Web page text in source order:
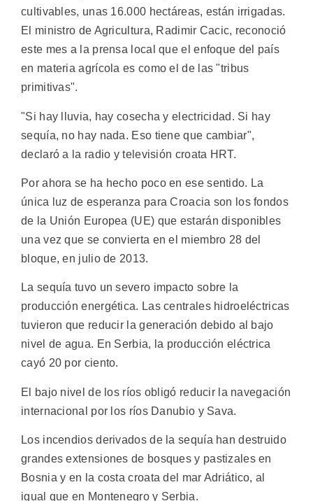
cultivables, unas 16.000 hectáreas, están irrigadas.
El ministro de Agricultura, Radimir Cacic, reconoció
este mes a la prensa local que el enfoque del país
en materia agrícola es como el de las "tribus
primitivas".
"Si hay lluvia, hay cosecha y electricidad. Si hay
sequía, no hay nada. Eso tiene que cambiar",
declaró a la radio y televisión croata HRT.
Por ahora se ha hecho poco en ese sentido. La
única luz de esperanza para Croacia son los fondos
de la Unión Europea (UE) que estarán disponibles
una vez que se convierta en el miembro 28 del
bloque, en julio de 2013.
La sequía tuvo un severo impacto sobre la
producción energética. Las centrales hidroeléctricas
tuvieron que reducir la generación debido al bajo
nivel de agua. En Serbia, la producción eléctrica
cayó 20 por ciento.
El bajo nivel de los ríos obligó reducir la navegación
internacional por los ríos Danubio y Sava.
Los incendios derivados de la sequía han destruido
grandes extensiones de bosques y pastizales en
Bosnia y en la costa croata del mar Adriático, al
igual que en Montenegro y Serbia.